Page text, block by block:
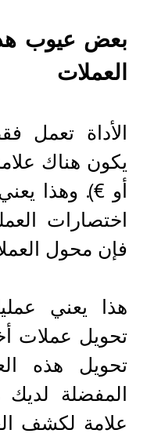
بعض عيوب
العملات
الأداة تعمل
يكون هناك
أو €). وهذا
فإن محول
هذا يعني
تحويل عملات
تحويل هذه
المفضلة
علامة لكشف